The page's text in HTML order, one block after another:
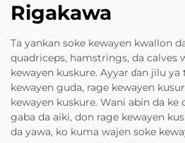
Rigakawa
Ta yankan soke kewayen kwallon
quadriceps, hamstrings, da calves
kewayen kuskure. Ayyar ɗan jilu
kewayen guda, rage kewayen
kewayen kuskure. Wani abin da ke
gaba da aiki, don rage kewayen
da yawa, ko kuma wajen soke